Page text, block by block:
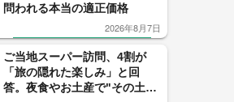
問われる本当の適正価格
2026年8月7日
ご当地スーパー訪問、4割が
「旅の隠れた楽しみ」と回
答。夜食やお土産で"その土地